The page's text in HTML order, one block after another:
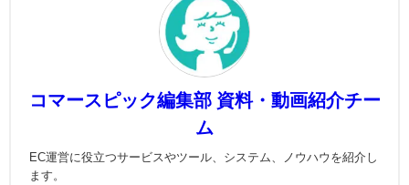
コマースピック編集部 資料・動画紹介チー
ム
EC運営に役立つサービスやツール、システム、ノウハウを紹介し
ます。